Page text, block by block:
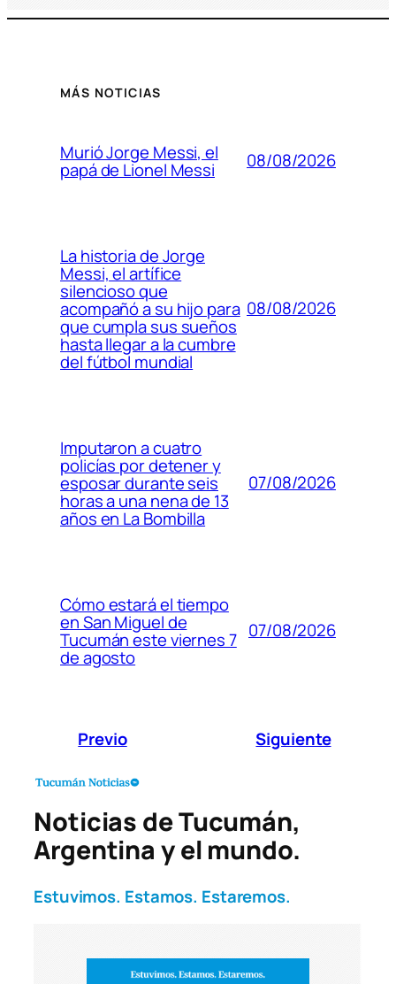
MÁS NOTICIAS
Murió Jorge Messi, el
papá de Lionel Messi 08/08/2026
La historia de Jorge
Messi, el artífice
silencioso que
acompañó a su hijo para
que cumpla sus sueños
hasta llegar a la cumbre
del fútbol mundial
08/08/2026
Imputaron a cuatro
policías por detener y
esposar durante seis
horas a una nena de 13
años en La Bombilla
07/08/2026
Cómo estará el tiempo
en San Miguel de
Tucumán este viernes 7
de agosto
07/08/2026
Previo Siguiente
Noticias de Tucumán,
Argentina y el mundo.
Estuvimos. Estamos. Estaremos.